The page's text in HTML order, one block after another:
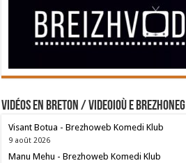
Vidéos en breton / Videoioù e brezhoneg
Visant Botua - Brezhoweb Komedi Klub
9 août 2026
Manu Mehu - Brezhoweb Komedi Klub